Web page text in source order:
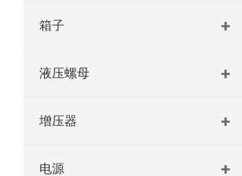
箱子
液压螺母
增压器
电源